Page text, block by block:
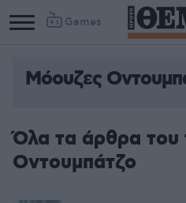
Games
Μόουζες
Όλα τα άρθρα
Οντουμπάτζο